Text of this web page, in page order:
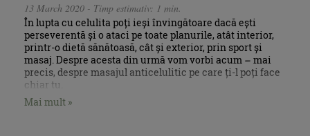
13 March 2020 - Timp estimativ: 1 min.
În lupta cu celulita poți ieși învingătoare dacă ești
perseverentă și o ataci pe toate planurile, atât interior,
printr-o dietă sănătoasă, cât și exterior, prin sport și
masaj. Despre acesta din urmă vom vorbi acum – mai
precis, despre masajul anticelulitic pe care ți-l poți face
chiar tu.
Mai mult »